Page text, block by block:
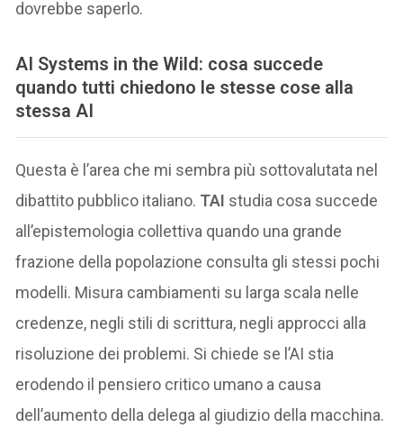
dovrebbe saperlo.
AI Systems in the Wild: cosa succede
quando tutti chiedono le stesse cose alla
stessa AI
Questa è l’area che mi sembra più sottovalutata nel
dibattito pubblico italiano. TAI studia cosa succede
all’epistemologia collettiva quando una grande
frazione della popolazione consulta gli stessi pochi
modelli. Misura cambiamenti su larga scala nelle
credenze, negli stili di scrittura, negli approcci alla
risoluzione dei problemi. Si chiede se l’AI stia
erodendo il pensiero critico umano a causa
dell’aumento della delega al giudizio della macchina.